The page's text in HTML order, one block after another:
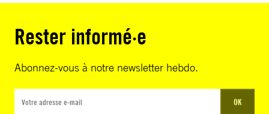
Rester informé·e
Abonnez-vous à notre newsletter hebdo.
OK